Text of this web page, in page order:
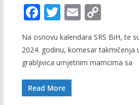
F
e
b
o
o
T
w
itt
er
E
m
ai
l
C
p
y
Na osnovu kalendara SRS BiH, te
2024. godinu, komesar takmičenja
grabljivica umjetnim mamcima sa
Read More